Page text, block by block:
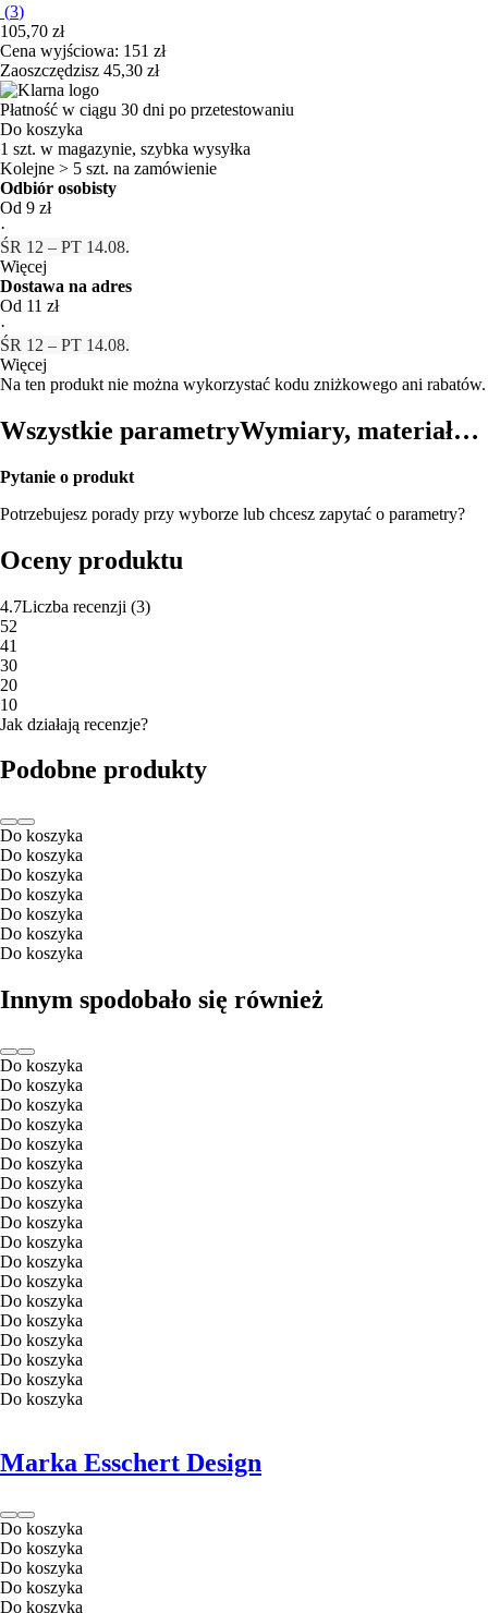
(3)
105,70 zł
Cena wyjściowa: 151 zł
Zaoszczędzisz 45,30 zł
Płatność w ciągu 30 dni po przetestowaniu
Do koszyka
1 szt. w magazynie, szybka wysyłka
Kolejne > 5 szt. na zamówienie
Odbiór osobisty
Od 9 zł
·
ŚR 12 – PT 14.08.
Więcej
Dostawa na adres
Od 11 zł
·
ŚR 12 – PT 14.08.
Więcej
Na ten produkt nie można wykorzystać kodu zniżkowego ani rabatów.
Wszystkie parametryWymiary, materiał…
Pytanie o produkt
Potrzebujesz porady przy wyborze lub chcesz zapytać o parametry?
Oceny produktu
4.7Liczba recenzji (3)
52
41
30
20
10
Jak działają recenzje?
Podobne produkty
Do koszyka
Do koszyka
Do koszyka
Do koszyka
Do koszyka
Do koszyka
Do koszyka
Innym spodobało się również
Do koszyka
Do koszyka
Do koszyka
Do koszyka
Do koszyka
Do koszyka
Do koszyka
Do koszyka
Do koszyka
Do koszyka
Do koszyka
Do koszyka
Do koszyka
Do koszyka
Do koszyka
Do koszyka
Do koszyka
Do koszyka
Marka Esschert Design
Do koszyka
Do koszyka
Do koszyka
Do koszyka
Do koszyka